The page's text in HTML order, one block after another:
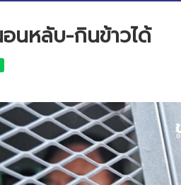
หลับ-กินข้าวได้